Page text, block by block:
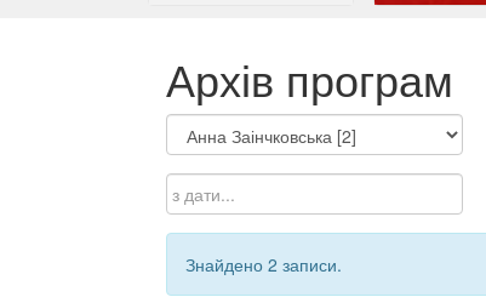
Архів програм
Знайдено 2 записи.